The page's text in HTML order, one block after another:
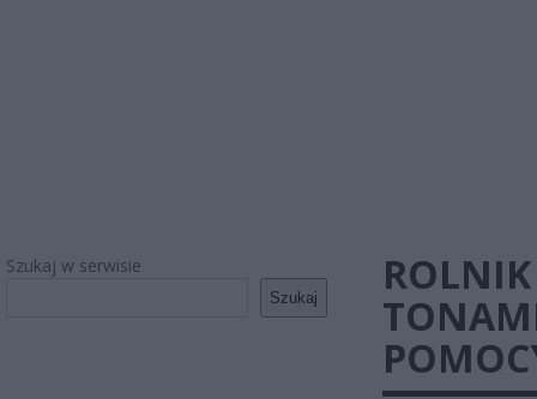
Szukaj w serwisie
Szukaj